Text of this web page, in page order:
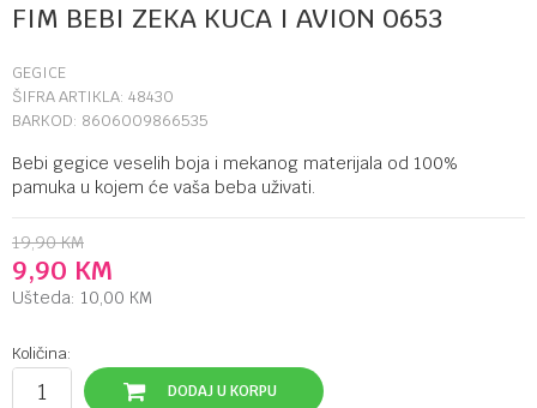
FIM BEBI ZEKA KUCA I AVION 0653
GEGICE
ŠIFRA ARTIKLA: 48430
BARKOD: 8606009866535
Bebi gegice veselih boja i mekanog materijala od 100%
pamuka u kojem će vaša beba uživati.
19,90 KM
9,90 KM
Ušteda: 10,00 KM
Količina:
DODAJ U KORPU